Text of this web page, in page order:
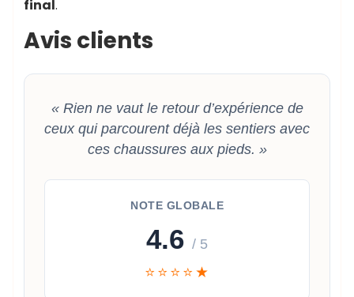
final.
Avis clients
« Rien ne vaut le retour d’expérience de
ceux qui parcourent déjà les sentiers avec
ces chaussures aux pieds. »
NOTE GLOBALE
4.6 / 5
⭐⭐⭐⭐★